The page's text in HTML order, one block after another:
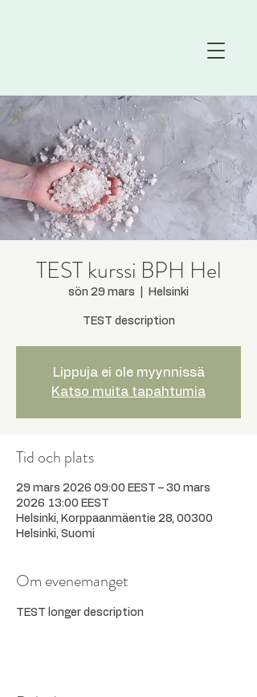
TEST kurssi BPH Hel
sön 29 mars Helsinki
TEST description
Lippuja ei ole myynnissä
Katso muita tapahtumia
Tid och plats
29 mars 2026 09:00 EEST – 30 mars
2026 13:00 EEST
Helsinki, Korppaanmäentie 28, 00300
Helsinki, Suomi
Om evenemanget
TEST longer description